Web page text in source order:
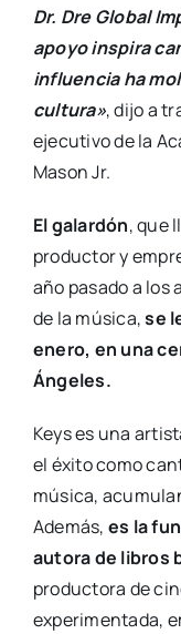
Dr. Dre Global
apoyo inspira
influencia ha
cultura», dijo a
ejecutivo de la
Mason Jr.
El galardón, que
productor y
año pasado a los
de la música,se
enero, en una
Ángeles.
Keys es una
el éxito como
música,
Además, es la
autora de libros
productora de
experimentada,